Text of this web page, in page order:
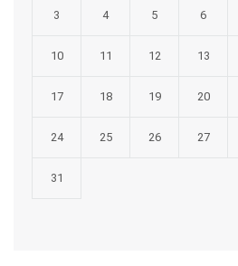
3 4 5 6
10 11 12 13
17 18 19 20
24 25 26 27
31